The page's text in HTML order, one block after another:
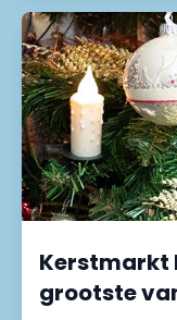
Kerstmarkt
grootste